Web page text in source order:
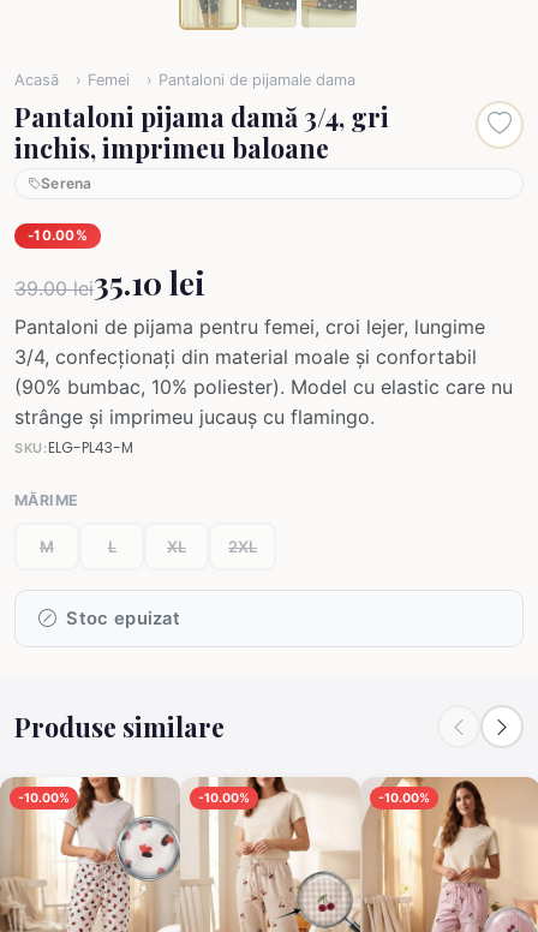
Acasă Femei Pantaloni de pijamale dama
Pantaloni pijama damă 3/4, gri
inchis, imprimeu baloane
Serena
-10.00%
39.00 lei35.10 lei
Pantaloni de pijama pentru femei, croi lejer, lungime
3/4, confecționați din material moale și confortabil
(90% bumbac, 10% poliester). Model cu elastic care nu
strânge și imprimeu jucauș cu flamingo.
SKU:ELG-PL43-M
MĂRIME
M L XL 2XL
Stoc epuizat
Produse similare
-10.00% -10.00% -10.00%